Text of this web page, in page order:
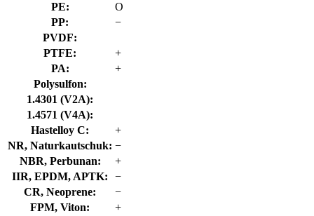
PE:
O
PP:
−
PVDF:
PTFE:
+
PA:
+
Polysulfon:
1.4301 (V2A):
1.4571 (V4A):
Hastelloy C:
+
NR, Naturkautschuk: −
NBR, Perbunan:
+
IIR, EPDM, APTK:
−
CR, Neoprene:
−
FPM, Viton:
+